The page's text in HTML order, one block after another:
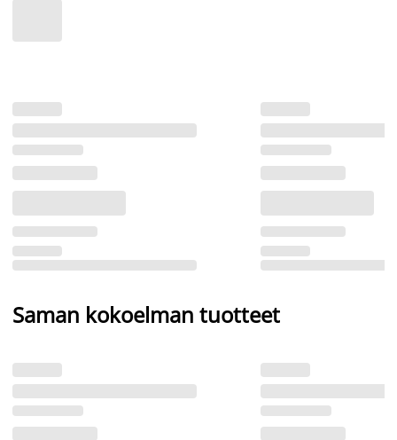
Saman kokoelman tuotteet